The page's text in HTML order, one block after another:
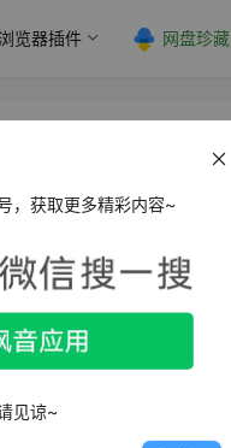
浏览器插件 网盘珍藏
，获取更多精彩内容~
见谅~